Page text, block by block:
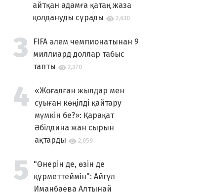
айтқан адамға қатаң жаза
қолдануды сұрады
2,630
FIFA әлем чемпионатынан 9
миллиард доллар табыс
тапты
2,370
«Жоғалған жылдар мен
суыған көңілді қайтару
мүмкін бе?»: Қарақат
Әбілдина жан сырын
ақтарды
2,059
"Өнерін де, өзін де
құрметтеймін": Айгүл
Иманбаева Алтынай